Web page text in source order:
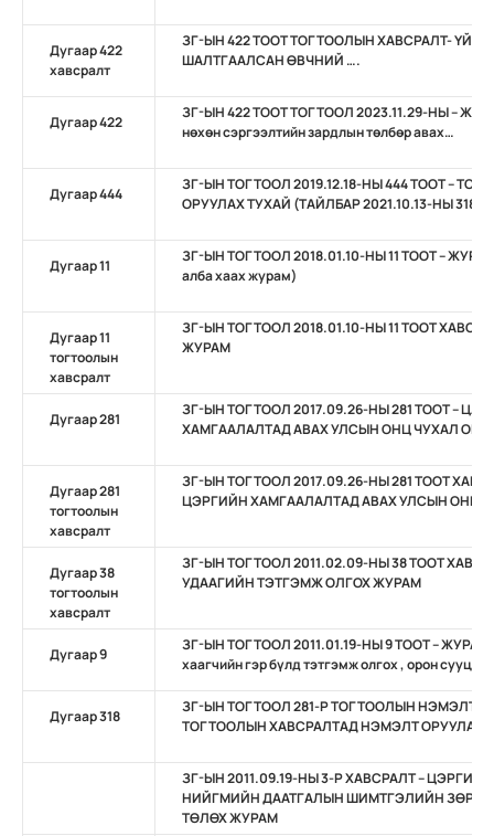
Дугаар 422
хавсралт
ЗГ-ЫН 422 ТООТ ТОГТООЛЫН ХАВСРАЛТ-
ШАЛТГААЛСАН ӨВЧНИЙ ….
Дугаар 422
ЗГ-ЫН 422 ТООТ ТОГТООЛ 2023.11.29-НЫ –
нөхөн сэргээлтийн зардлын төлбөр авах…
Дугаар 444
ЗГ-ЫН ТОГТООЛ 2019.12.18-НЫ 444 ТООТ –
ОРУУЛАХ ТУХАЙ (ТАЙЛБАР 2021.10.13-НЫ
Дугаар 11
ЗГ-ЫН ТОГТООЛ 2018.01.10-НЫ 11 ТООТ –
алба хаах журам)
Дугаар 11
тогтоолын
хавсралт
ЗГ-ЫН ТОГТООЛ 2018.01.10-НЫ 11 ТООТ
ЖУРАМ
Дугаар 281
ЗГ-ЫН ТОГТООЛ 2017.09.26-НЫ 281 ТООТ –
ХАМГААЛАЛТАД АВАХ УЛСЫН ОНЦ ЧУХАЛ
Дугаар 281
тогтоолын
хавсралт
ЗГ-ЫН ТОГТООЛ 2017.09.26-НЫ 281 ТООТ
ЦЭРГИЙН ХАМГААЛАЛТАД АВАХ УЛСЫН ОНЦ
Дугаар 38
тогтоолын
хавсралт
ЗГ-ЫН ТОГТООЛ 2011.02.09-НЫ 38 ТООТ
УДААГИЙН ТЭТГЭМЖ ОЛГОХ ЖУРАМ
Дугаар 9
ЗГ-ЫН ТОГТООЛ 2011.01.19-НЫ 9 ТООТ – ЖУРАМ
хаагчийн гэр бүлд тэтгэмж олгох , орон
Дугаар 318
ЗГ-ЫН ТОГТООЛ 281-Р ТОГТООЛЫН НЭМЭЛТ
ТОГТООЛЫН ХАВСРАЛТАД НЭМЭЛТ ОРУУЛАХ
ЗГ-ЫН 2011.09.19-НЫ 3-Р ХАВСРАЛТ –
НИЙГМИЙН ДААТГАЛЫН ШИМТГЭЛИЙН
ТӨЛӨХ ЖУРАМ